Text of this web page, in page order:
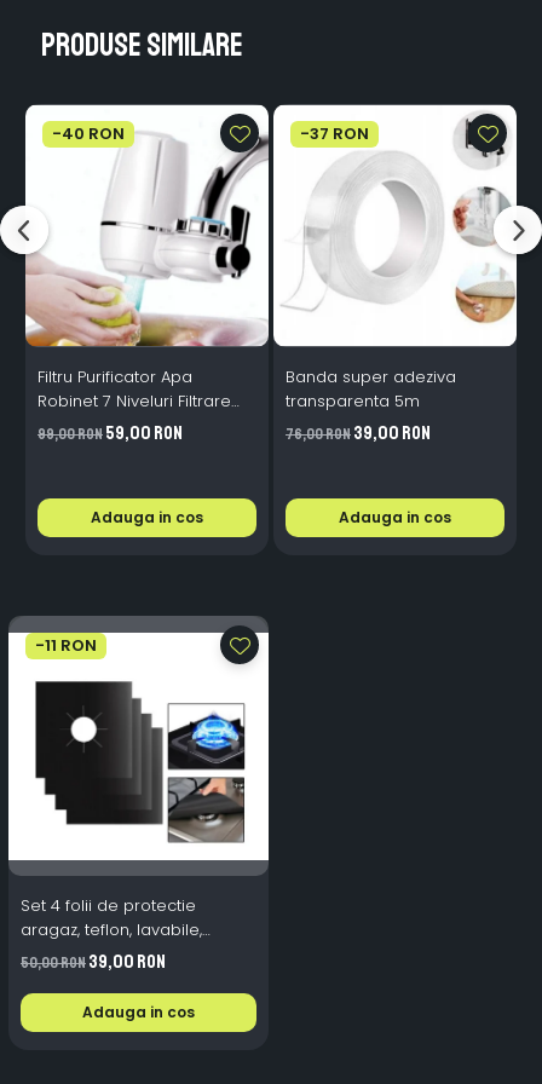
Produse similare
-40 RON
Filtru Purificator Apa
Robinet 7 Niveluri Filtrare
Ceramice 2L/min
99,00 RON59,00 RON
Adauga in cos
-37 RON
Banda super adeziva
transparenta 5m
76,00 RON39,00 RON
Adauga in cos
-11 RON
Set 4 folii de protectie
aragaz, teflon, lavabile,
reutilizabile, Negru/Gri
50,00 RON39,00 RON
Adauga in cos